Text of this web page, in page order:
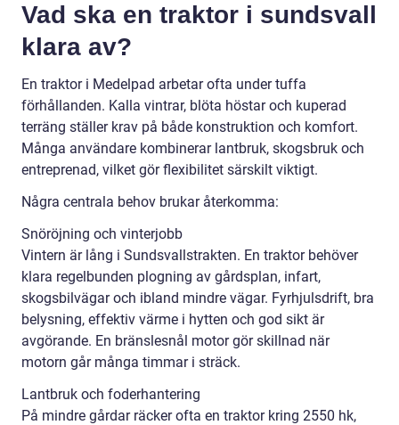
Vad ska en traktor i sundsvall
klara av?
En traktor i Medelpad arbetar ofta under tuffa
förhållanden. Kalla vintrar, blöta höstar och kuperad
terräng ställer krav på både konstruktion och komfort.
Många användare kombinerar lantbruk, skogsbruk och
entreprenad, vilket gör flexibilitet särskilt viktigt.
Några centrala behov brukar återkomma:
Snöröjning och vinterjobb
Vintern är lång i Sundsvallstrakten. En traktor behöver
klara regelbunden plogning av gårdsplan, infart,
skogsbilvägar och ibland mindre vägar. Fyrhjulsdrift, bra
belysning, effektiv värme i hytten och god sikt är
avgörande. En bränslesnål motor gör skillnad när
motorn går många timmar i sträck.
Lantbruk och foderhantering
På mindre gårdar räcker ofta en traktor kring 2550 hk,